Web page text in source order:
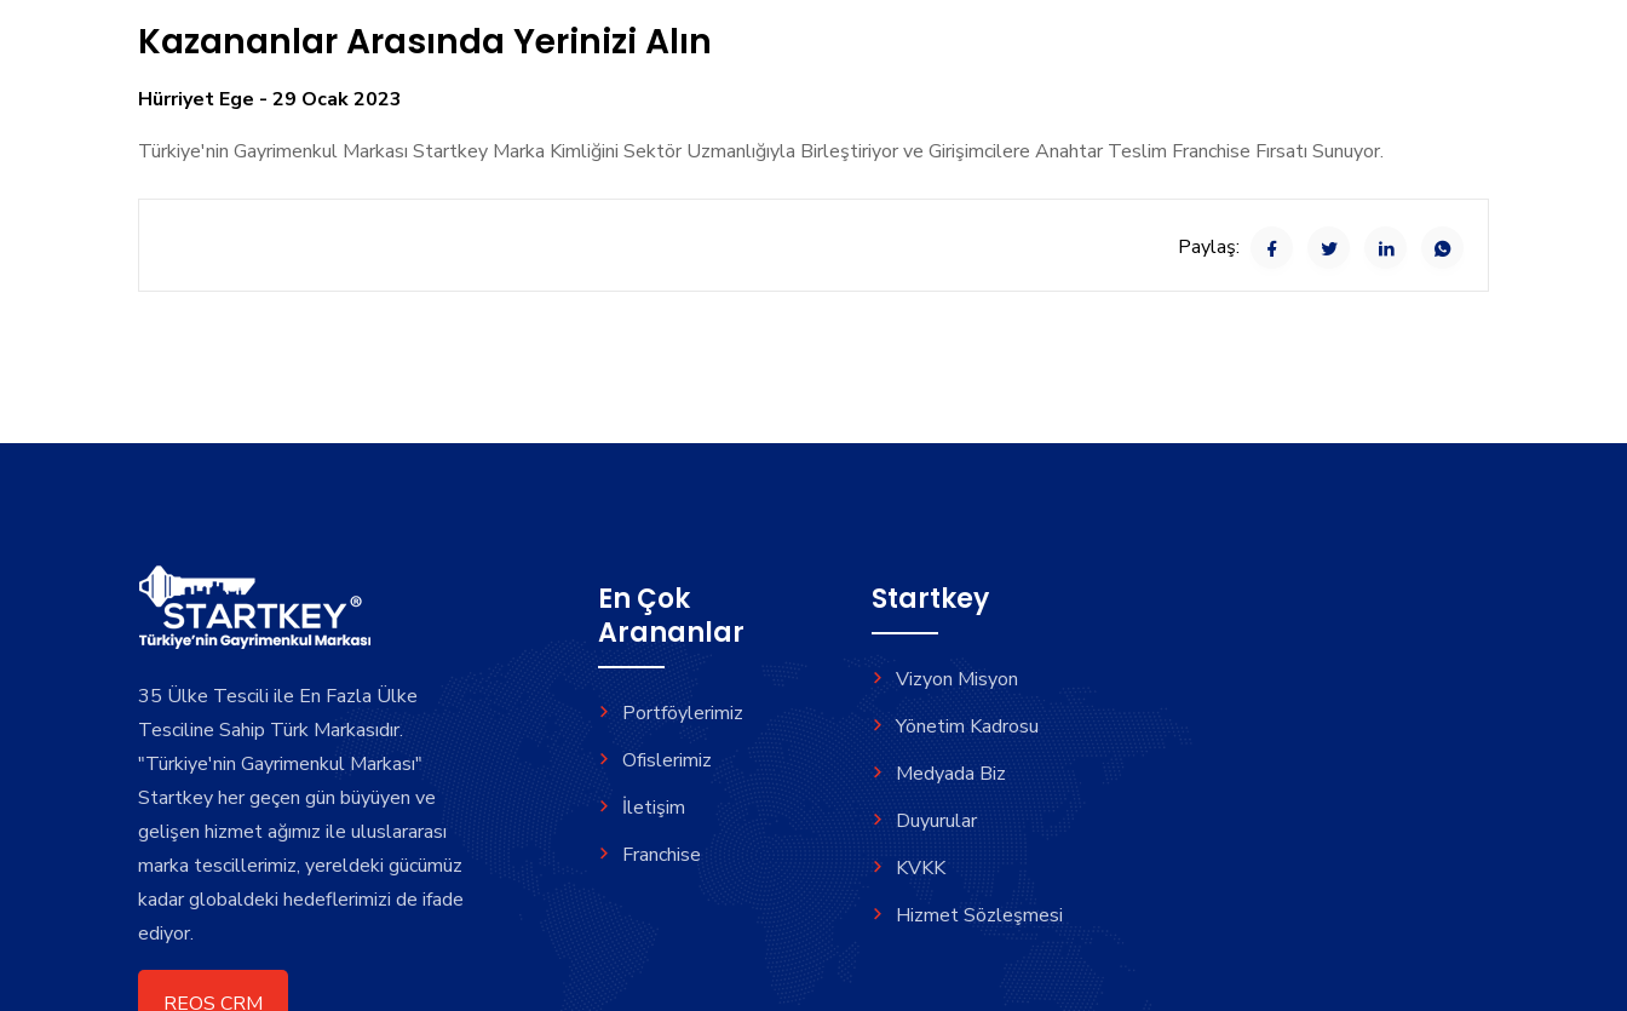
Kazananlar Arasında Yerinizi Alın
Hürriyet Ege - 29 Ocak 2023
Türkiye'nin Gayrimenkul Markası Startkey Marka Kimliğini Sektör Uzmanlığıyla Birleştiriyor ve Girişimcilere Anahtar Teslim Franchise Fırsatı Sunuyor.
Paylaş:
35 Ülke Tescili ile En Fazla Ülke
Tesciline Sahip Türk Markasıdır.
"Türkiye'nin Gayrimenkul Markası"
Startkey her geçen gün büyüyen ve
gelişen hizmet ağımız ile uluslararası
marka tescillerimiz, yereldeki gücümüz
kadar globaldeki hedeflerimizi de ifade
ediyor.
REOS CRM
En Çok
Arananlar
Portföylerimiz
Ofislerimiz
İletişim
Franchise
Startkey
Vizyon Misyon
Yönetim Kadrosu
Medyada Biz
Duyurular
KVKK
Hizmet Sözleşmesi